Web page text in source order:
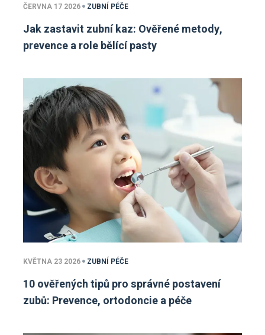
ČERVNA 17 2026 ZUBNÍ PÉČE
Jak zastavit zubní kaz: Ověřené metody,
prevence a role bělící pasty
KVĚTNA 23 2026 ZUBNÍ PÉČE
10 ověřených tipů pro správné postavení
zubů: Prevence, ortodoncie a péče